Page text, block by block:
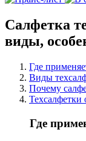
Салфетка
виды,
Где
Виды
Почему
Где